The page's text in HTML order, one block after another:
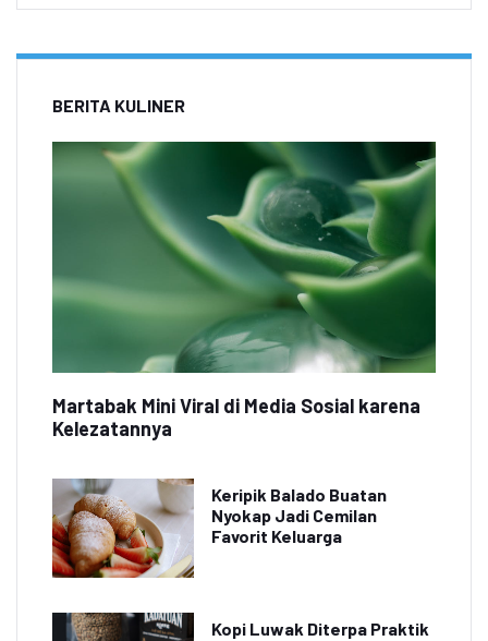
BERITA KULINER
Martabak Mini Viral di Media Sosial karena
Kelezatannya
Keripik Balado Buatan
Nyokap Jadi Cemilan
Favorit Keluarga
Kopi Luwak Diterpa Praktik